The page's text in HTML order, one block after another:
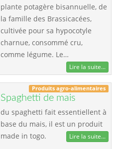
plante potagère bisannuelle, de
la famille des Brassicacées,
cultivée pour sa hypocotyle
charnue, consommé cru,
comme légume. Le…
Lire la suite...
Produits agro-alimentaires
Spaghetti de mais
du spaghetti fait essentiellent à
base du mais, il est un produit
made in togo.
Lire la suite...